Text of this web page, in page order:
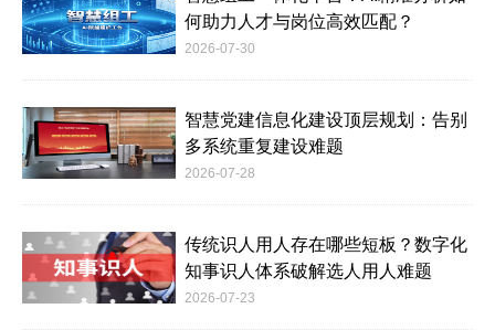
何助力人才与岗位高效匹配？
2026-07-30
智慧党建信息化建设顶层规划：告别
多系统重复建设难题
2026-07-28
传统识人用人存在哪些短板？数字化
知事识人体系破解选人用人难题
2026-07-23